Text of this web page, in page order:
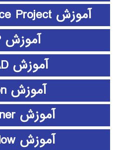
آموزش Microsoft Office Project
آموزش PHP
آموزش PSCAD
آموزش python
آموزش rapidminer
آموزش ShowFlow